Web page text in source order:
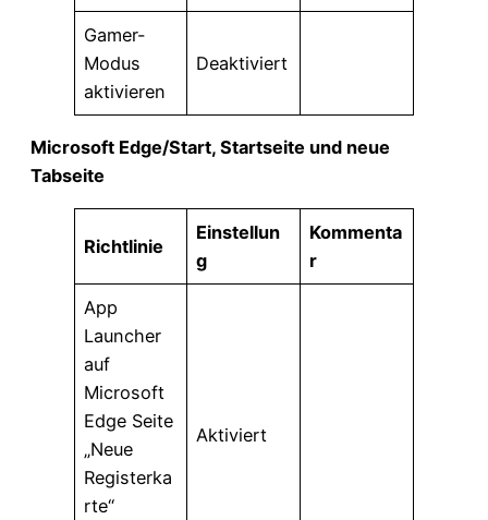
Gamer-
Modus
aktivieren
Deaktiviert
Microsoft Edge/Start, Startseite und neue
Tabseite
Richtlinie
Einstellun
g
Kommenta
r
App
Launcher
auf
Microsoft
Edge Seite
„Neue
Registerka
rte“
Aktiviert